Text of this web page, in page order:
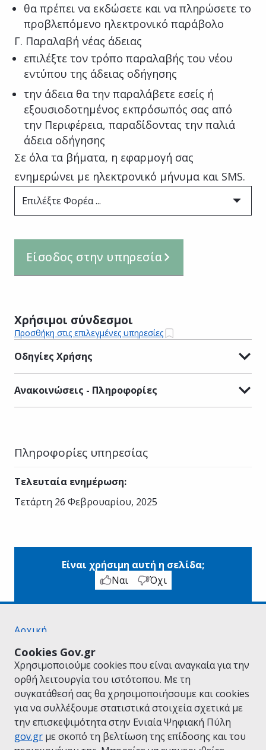
Cookies Gov.gr
Χρησιμοποιούμε cookies που είναι αναγκαία για την
ορθή λειτουργία του ιστότοπου. Με τη
συγκατάθεσή σας θα χρησιμοποιήσουμε και cookies
για να συλλέξουμε στατιστικά στοιχεία σχετικά με
την επισκεψιμότητα στην Ενιαία Ψηφιακή Πύλη
gov.gr με σκοπό τη βελτίωση της επίδοσης και του
θα πρέπει να εκδώσετε και να πληρώσετε το
προβλεπόμενο ηλεκτρονικό παράβολο
Γ. Παραλαβή νέας άδειας
επιλέξτε τον τρόπο παραλαβής του νέου
εντύπου της άδειας οδήγησης
την άδεια θα την παραλάβετε εσείς ή
εξουσιοδοτημένος εκπρόσωπός σας από
την Περιφέρεια, παραδίδοντας την παλιά
άδεια οδήγησης
Σε όλα τα βήματα, η εφαρμογή σας
ενημερώνει με ηλεκτρονικό μήνυμα και SMS.
Επιλέξτε Φορέα ...
Είσοδος στην υπηρεσία
Χρήσιμοι σύνδεσμοι
Προσθήκη στις επιλεγμένες υπηρεσίες
Οδηγίες Χρήσης
Ανακοινώσεις - Πληροφορίες
Πληροφορίες υπηρεσίας
Τελευταία ενημέρωση:
Τετάρτη 26 Φεβρουαρίου, 2025
Είναι χρήσιμη αυτή η σελίδα;
Ναι
Όχι
Αρχική
Όροι Χρήσης
Πολιτική Απορρήτου
Δήλωση προσβασιμότητας
Πολιτική cookies
Προτάσεις για το gov.gr
Υλοποίηση από το Υπουργείο Ψηφιακής
Διακυβέρνησης